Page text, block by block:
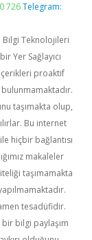
726 Telegram:
Bilgi Teknolojileri
Yer Sağlayıcı
proaktif
taşımakta olup,
Bu internet
hiçbir bağlantısı
makaleler
taşımamakta
tesadüfidir.
bilgi paylaşım